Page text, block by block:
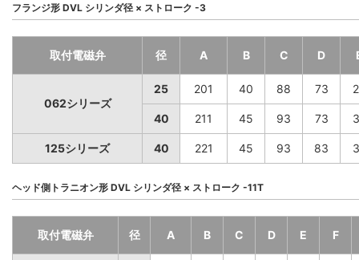
フランジ形 DVL シリンダ径 × ストローク -3
取付電磁弁 径 A B C D
062シリーズ
25 201 40 88 73
40 211 45 93 73
125シリーズ 40 221 45 93 83
ヘッド側トラニオン形 DVL シリンダ径 × ストローク -11T
取付電磁弁 径 A B C D E F